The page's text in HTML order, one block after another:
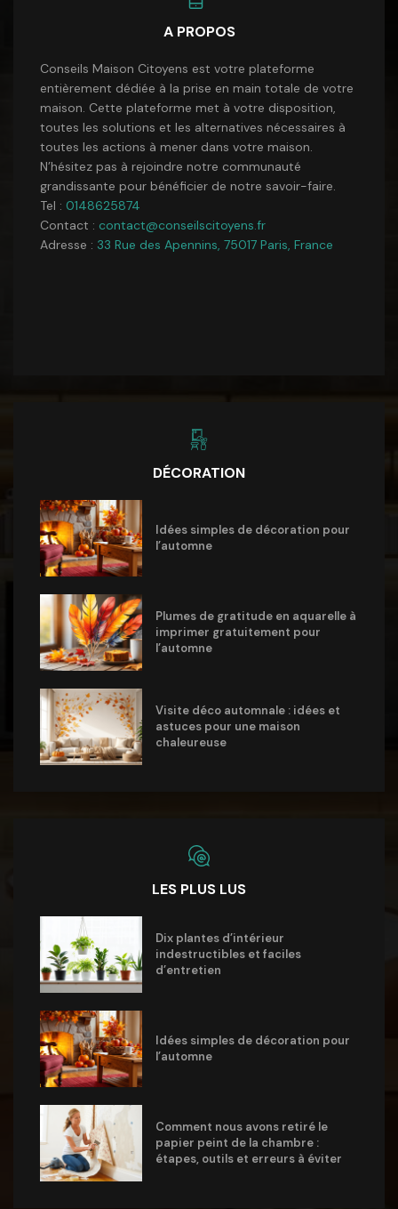
A PROPOS
Conseils Maison Citoyens est votre plateforme
entièrement dédiée à la prise en main totale de votre
maison. Cette plateforme met à votre disposition,
toutes les solutions et les alternatives nécessaires à
toutes les actions à mener dans votre maison.
N’hésitez pas à rejoindre notre communauté
grandissante pour bénéficier de notre savoir-faire.
Tel : 0148625874
Contact : contact@conseilscitoyens.fr
Adresse : 33 Rue des Apennins, 75017 Paris, France
DÉCORATION
Idées simples de décoration pour
l’automne
Plumes de gratitude en aquarelle à
imprimer gratuitement pour
l’automne
Visite déco automnale : idées et
astuces pour une maison
chaleureuse
LES PLUS LUS
Dix plantes d’intérieur
indestructibles et faciles
d’entretien
Idées simples de décoration pour
l’automne
Comment nous avons retiré le
papier peint de la chambre :
étapes, outils et erreurs à éviter